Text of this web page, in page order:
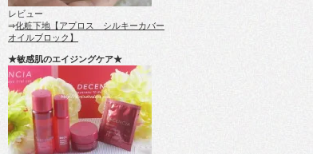
レビュー
⇒化粧下地【アプロス シルキーカバー
オイルブロック】
★敏感肌のエイジングケア★